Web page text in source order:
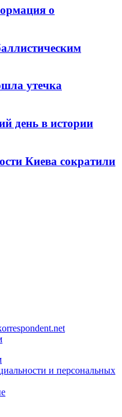
о
утечка
день в истории
Киева сократили
и персональных